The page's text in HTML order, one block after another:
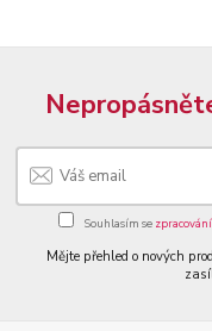
Souhlasím se
Mějte přehled o nových